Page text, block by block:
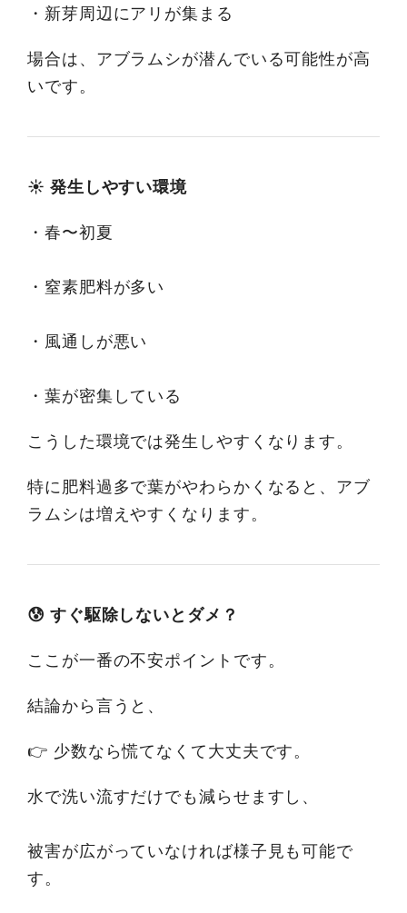
・新芽周辺にアリが集まる
場合は、アブラムシが潜んでいる可能性が高
いです。
☀️ 発生しやすい環境
・春〜初夏
・窒素肥料が多い
・風通しが悪い
・葉が密集している
こうした環境では発生しやすくなります。
特に肥料過多で葉がやわらかくなると、アブ
ラムシは増えやすくなります。
😰 すぐ駆除しないとダメ？
ここが一番の不安ポイントです。
結論から言うと、
👉 少数なら慌てなくて大丈夫です。
水で洗い流すだけでも減らせますし、
被害が広がっていなければ様子見も可能で
す。